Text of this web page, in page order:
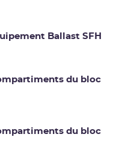
Ballast SFH
du bloc
du bloc